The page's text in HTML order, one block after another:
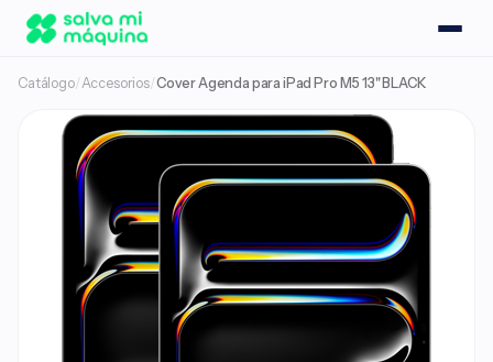
Catálogo/Accesorios/Cover Agenda para iPad Pro M5 13" BLACK